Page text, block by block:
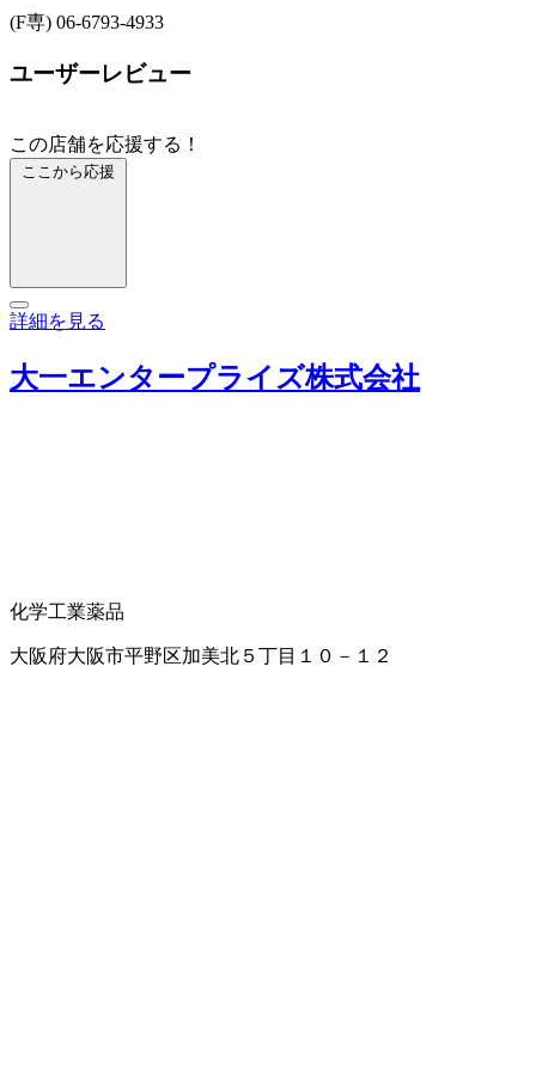
(F専) 06-6793-4933
ユーザーレビュー
この店舗を応援する！
ここから応援
詳細を見る
大一エンタープライズ株式会社
化学工業薬品
大阪府大阪市平野区加美北５丁目１０－１２